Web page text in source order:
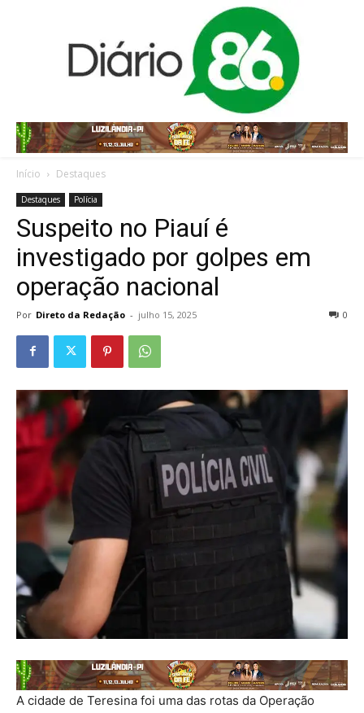
Início Destaques
Destaques Polícia
Suspeito no Piauí é
investigado por golpes em
operação nacional
Por Direto da Redação - julho 15, 2025 0
A cidade de Teresina foi uma das rotas da Operação